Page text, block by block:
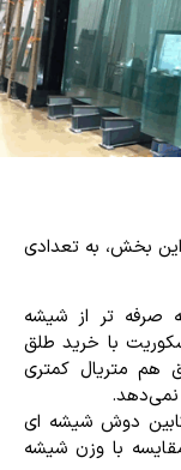
بخش، به تعدادی
صرفه‌ تر از شیشه
با خرید طلق
هم متریال کمتری
نمی‌دهد.
دوش شیشه ای
با وزن شیشه